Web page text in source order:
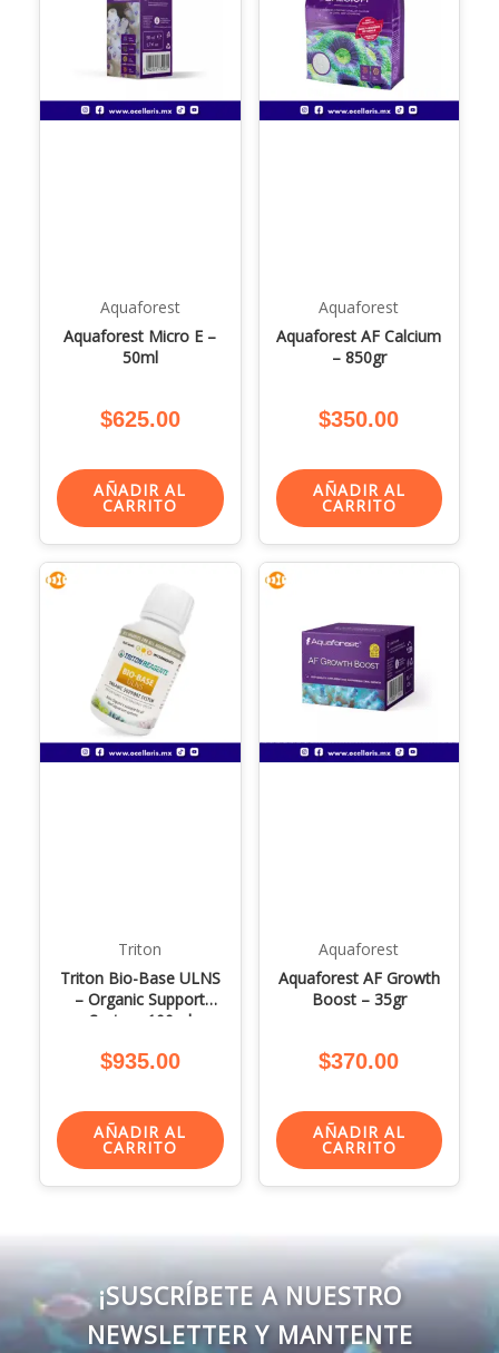
Aquaforest
Aquaforest Micro E –
50ml
$625.00
AÑADIR AL
CARRITO
Aquaforest
Aquaforest AF Calcium
– 850gr
$350.00
AÑADIR AL
CARRITO
Triton
Triton Bio-Base ULNS
– Organic Support
System 100ml
$935.00
AÑADIR AL
CARRITO
Aquaforest
Aquaforest AF Growth
Boost – 35gr
$370.00
AÑADIR AL
CARRITO
¡SUSCRÍBETE A NUESTRO
NEWSLETTER Y MANTENTE